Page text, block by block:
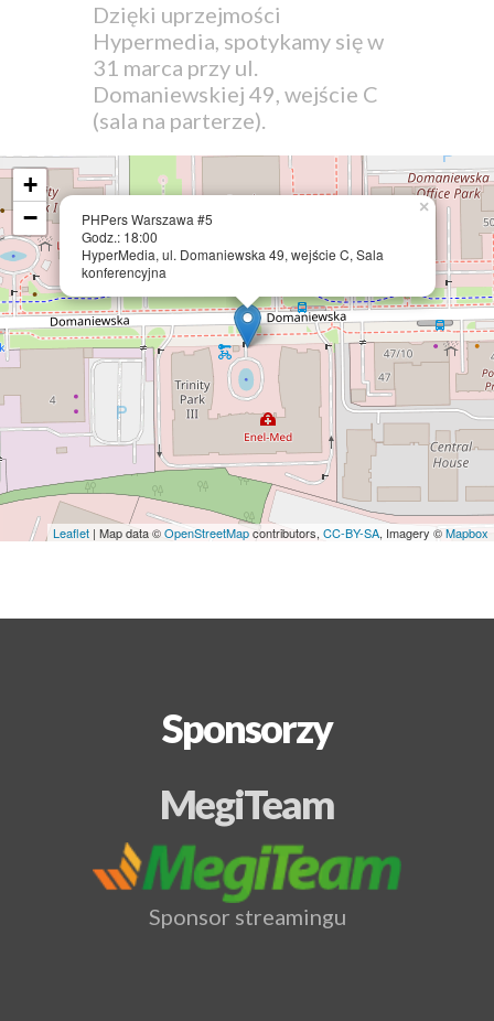
Dzięki uprzejmości
Hypermedia, spotykamy się w
31 marca przy ul.
Domaniewskiej 49, wejście C
(sala na parterze).
PHPers Warszawa #5
Godz.: 18:00
HyperMedia, ul. Domaniewska 49, wejście C, Sala
konferencyjna
×
+
−
Leaflet | Map data ©OpenStreetMapcontributors, CC-BY-SA, Imagery ©Mapbox
Sponsorzy
MegiTeam
Sponsor streamingu